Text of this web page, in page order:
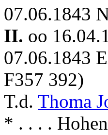
07.06.1843
II. oo
07.06.1843
F357 392)
T.d. Thoma
* . . . .